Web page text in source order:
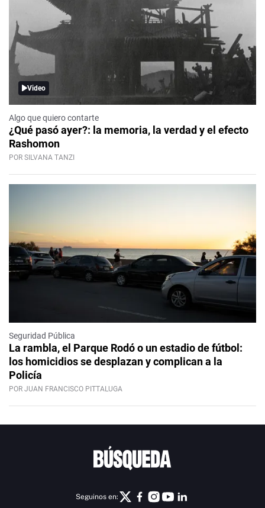
Video
Algo que quiero contarte
¿Qué pasó ayer?: la memoria, la verdad y el efecto
Rashomon
POR SILVANA TANZI
Seguridad Pública
La rambla, el Parque Rodó o un estadio de fútbol:
los homicidios se desplazan y complican a la
Policía
POR JUAN FRANCISCO PITTALUGA
Seguinos en: